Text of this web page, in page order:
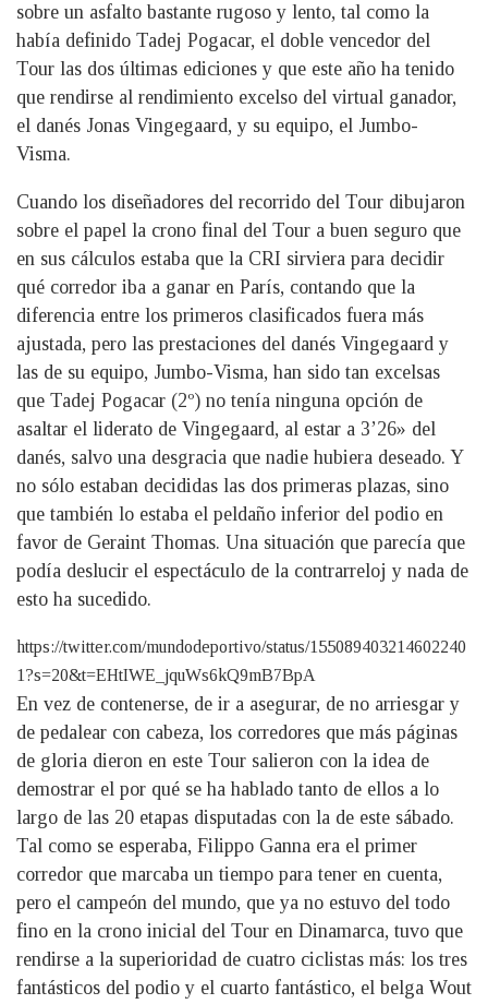
sobre un asfalto bastante rugoso y lento, tal como la
había definido Tadej Pogacar, el doble vencedor del
Tour las dos últimas ediciones y que este año ha tenido
que rendirse al rendimiento excelso del virtual ganador,
el danés Jonas Vingegaard, y su equipo, el Jumbo-
Visma.
Cuando los diseñadores del recorrido del Tour dibujaron
sobre el papel la crono final del Tour a buen seguro que
en sus cálculos estaba que la CRI sirviera para decidir
qué corredor iba a ganar en París, contando que la
diferencia entre los primeros clasificados fuera más
ajustada, pero las prestaciones del danés Vingegaard y
las de su equipo, Jumbo-Visma, han sido tan excelsas
que Tadej Pogacar (2º) no tenía ninguna opción de
asaltar el liderato de Vingegaard, al estar a 3’26» del
danés, salvo una desgracia que nadie hubiera deseado. Y
no sólo estaban decididas las dos primeras plazas, sino
que también lo estaba el peldaño inferior del podio en
favor de Geraint Thomas. Una situación que parecía que
podía deslucir el espectáculo de la contrarreloj y nada de
esto ha sucedido.
https://twitter.com/mundodeportivo/status/155089403214602240
1?s=20&t=EHtIWE_jquWs6kQ9mB7BpA
En vez de contenerse, de ir a asegurar, de no arriesgar y
de pedalear con cabeza, los corredores que más páginas
de gloria dieron en este Tour salieron con la idea de
demostrar el por qué se ha hablado tanto de ellos a lo
largo de las 20 etapas disputadas con la de este sábado.
Tal como se esperaba, Filippo Ganna era el primer
corredor que marcaba un tiempo para tener en cuenta,
pero el campeón del mundo, que ya no estuvo del todo
fino en la crono inicial del Tour en Dinamarca, tuvo que
rendirse a la superioridad de cuatro ciclistas más: los tres
fantásticos del podio y el cuarto fantástico, el belga Wout